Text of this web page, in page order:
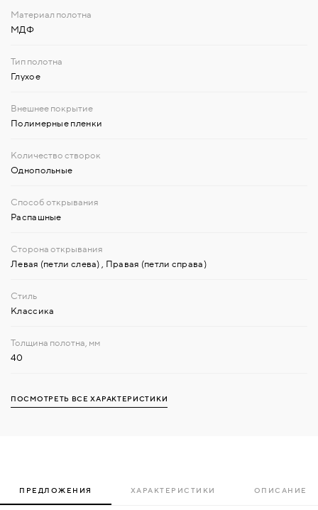
МДФ
Глухое
Полимерные пленки
Однопольные
Распашные
Левая (петли слева) Правая (петли справа)
Классика
40
ПОСМОТРЕТЬ ВСЕ ХАРАКТЕРИСТИКИ
ПРЕДЛОЖЕНИЯ ХАРАКТЕРИСТИКИ ОПИСАНИЕ